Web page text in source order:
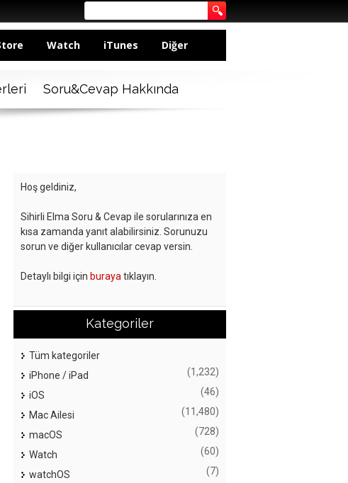
Watch iTunes Diğer
Soru&Cevap Hakkında
Hoş geldiniz,
Sihirli Elma Soru & Cevap ile sorularınıza en
kısa zamanda yanıt alabilirsiniz. Sorunuzu
sorun ve diğer kullanıcılar cevap versin.
Detaylı bilgi için buraya tıklayın.
Kategoriler
Tüm kategoriler
iPhone / iPad
(1,232)
iOS (46)
Mac Ailesi (11,480)
macOS (728)
Watch (60)
watchOS (7)